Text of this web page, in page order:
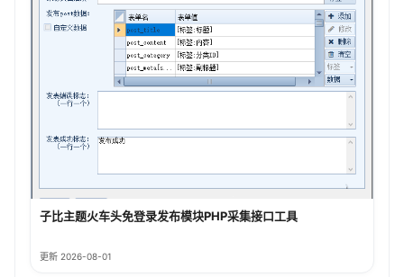
子比主题火车头免登录发布模块PHP采集接口工具
更新 2026-08-01